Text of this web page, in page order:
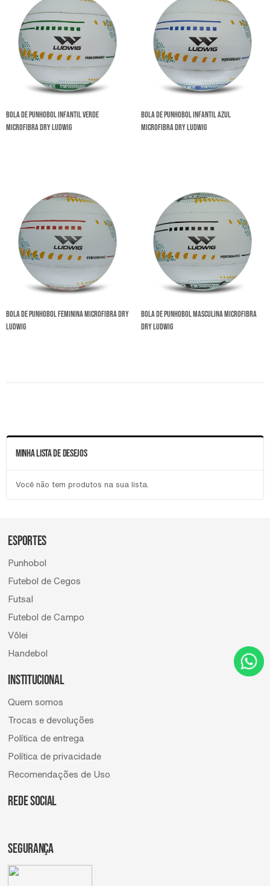
Bola de Punhobol Infantil Verde
Microfibra Dry Ludwig
Bola de Punhobol Infantil Azul
Microfibra Dry Ludwig
Bola de Punhobol Feminina Microfibra Dry
Ludwig
Bola de Punhobol Masculina Microfibra
Dry Ludwig
MINHA LISTA DE DESEJOS
Você não tem produtos na sua lista.
ESPORTES
Punhobol
Futebol de Cegos
Futsal
Futebol de Campo
Vôlei
Handebol
INSTITUCIONAL
Quem somos
Trocas e devoluções
Política de entrega
Política de privacidade
Recomendações de Uso
REDE SOCIAL
SEGURANÇA